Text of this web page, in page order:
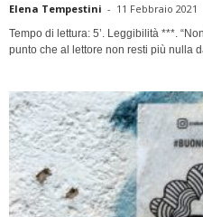
Elena Tempestini - 11 Febbraio 2021
Tempo di lettura: 5’. Leggibilità ***.
punto che al lettore non resti più nulla